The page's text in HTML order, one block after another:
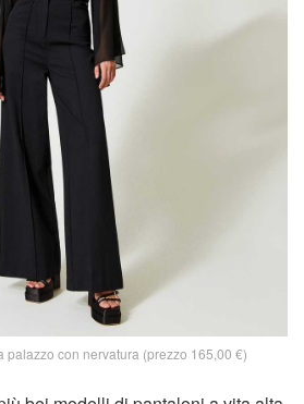
palazzo con nervatura (prezzo 165,00 €)